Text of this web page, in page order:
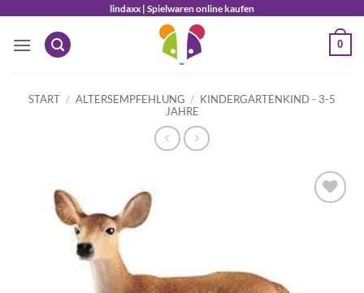
springen
lindaxx | Spielwaren online kaufen
0
START / ALTERSEMPFEHLUNG / KINDERGARTENKIND - 3-5
JAHRE